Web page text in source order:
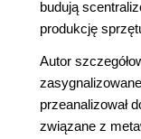
budują
produkcję
Autor
przeanalizował
związane z